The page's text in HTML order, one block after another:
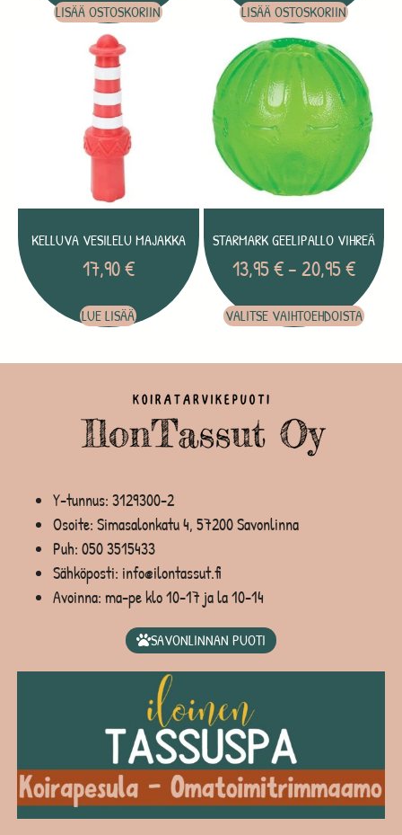
LISÄÄ OSTOSKORIIN LISÄÄ OSTOSKORIIN
KELLUVA VESILELU MAJAKKA
17,90€
LUE LISÄÄ
STARMARK GEELIPALLO VIHREÄ
13,95€ –20,95€
VALITSE VAIHTOEHDOISTA
Y-tunnus: 3129300-2
Osoite: Simasalonkatu 4, 57200 Savonlinna
Puh: 050 3515433
Sähköposti: info@ilontassut.fi
Avoinna: ma-pe klo 10-17 ja la 10-14
SAVONLINNAN PUOTI